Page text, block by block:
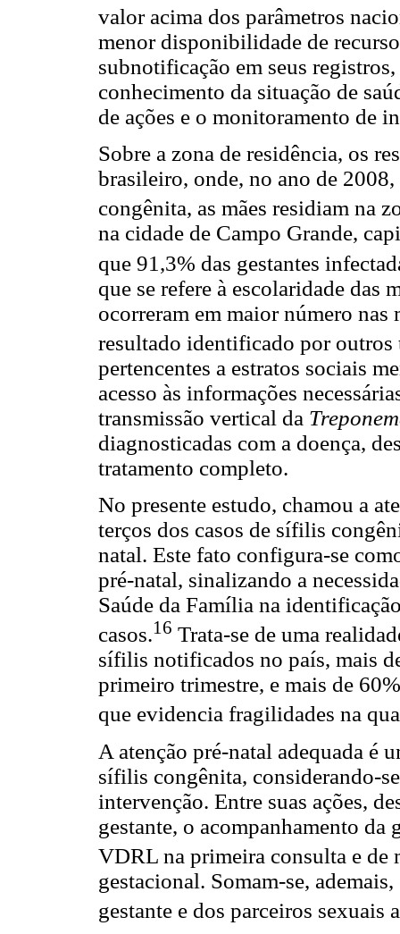
valor acima dos parâmetros
menor disponibilidade de
subnotificação em seus
conhecimento da situação de
de ações e o monitoramento de
Sobre a zona de residência, os
brasileiro, onde, no ano de
congênita, as mães residiam na
na cidade de Campo Grande,
que 91,3% das gestantes
que se refere à escolaridade das
ocorreram em maior número
resultado identificado por outros
pertencentes a estratos sociais
acesso às informações
transmissão vertical da
diagnosticadas com a doença,
tratamento completo.
No presente estudo, chamou a
terços dos casos de sífilis
natal. Este fato configura-se
pré-natal, sinalizando a
Saúde da Família na
casos.16 Trata-se de uma
sífilis notificados no país, mais
primeiro trimestre, e mais de
que evidencia fragilidades na
A atenção pré-natal adequada é
sífilis congênita, considerando-
intervenção. Entre suas ações,
gestante, o acompanhamento
VDRL na primeira consulta e de
gestacional. Somam-se,
gestante e dos parceiros sexuais